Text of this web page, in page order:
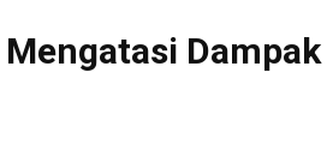
Dampak